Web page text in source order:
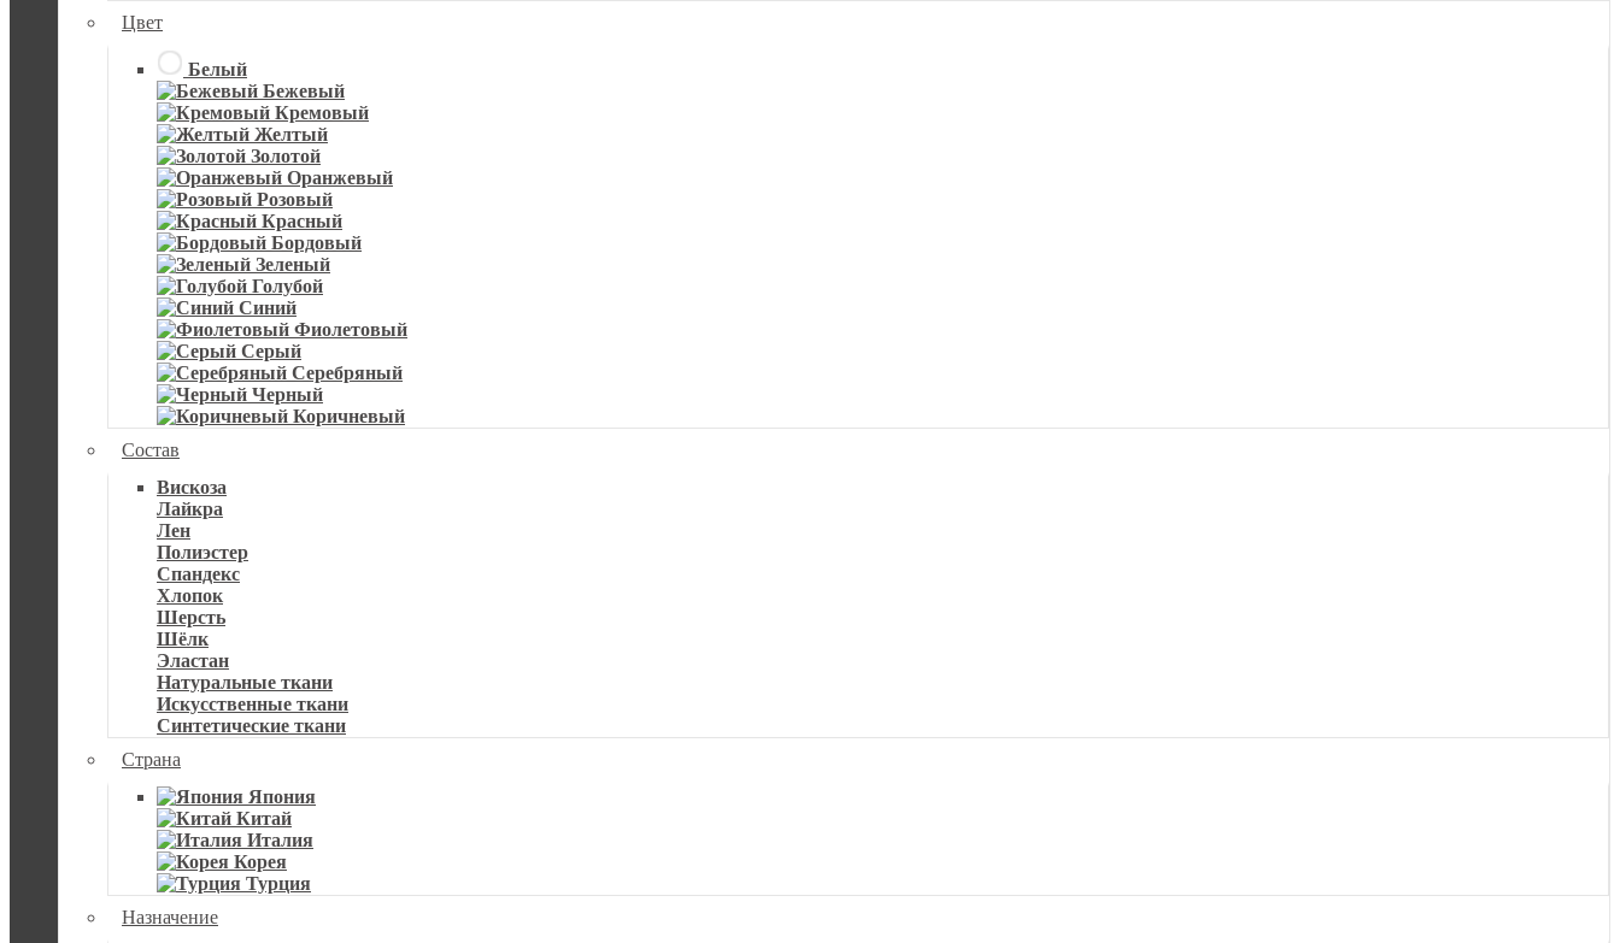
Цвет
Белый
Бежевый
Кремовый
Желтый
Золотой
Оранжевый
Розовый
Красный
Бордовый
Зеленый
Голубой
Синий
Фиолетовый
Серый
Серебряный
Черный
Коричневый
Состав
Вискоза
Лайкра
Лен
Полиэстер
Спандекс
Хлопок
Шерсть
Шёлк
Эластан
Натуральные ткани
Искусственные ткани
Синтетические ткани
Страна
Япония
Китай
Италия
Корея
Турция
Назначение